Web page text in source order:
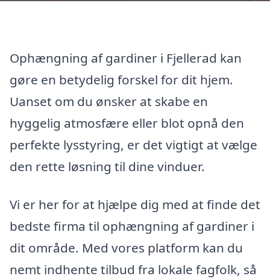
Ophængning af gardiner i Fjellerad kan
gøre en betydelig forskel for dit hjem.
Uanset om du ønsker at skabe en
hyggelig atmosfære eller blot opnå den
perfekte lysstyring, er det vigtigt at vælge
den rette løsning til dine vinduer.
Vi er her for at hjælpe dig med at finde det
bedste firma til ophængning af gardiner i
dit område. Med vores platform kan du
nemt indhente tilbud fra lokale fagfolk, så